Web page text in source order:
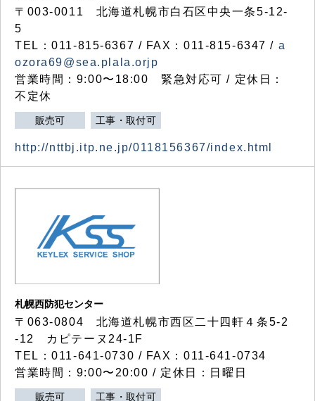
〒003-0011 北海道札幌市白石区中央一条5-12-
5
TEL：011-815-6367 / FAX：011-815-6347 / a
ozora69@sea.plala.orjp
営業時間：9:00〜18:00 緊急対応可 / 定休日：
不定休
販売可 工事・取付可
http://nttbj.itp.ne.jp/0118156367/index.html
札幌西防犯センター
〒063-0804 北海道札幌市西区二十四軒４条5-2
-12 カピテーヌ24-1F
TEL：011-641-0730 / FAX：011-641-0734
営業時間：9:00〜20:00 / 定休日：日曜日
販売可 工事・取付可